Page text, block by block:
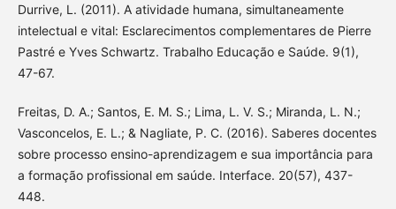
Durrive, L. (2011). A atividade humana, simultaneamente
intelectual e vital: Esclarecimentos complementares de Pierre
Pastré e Yves Schwartz. Trabalho Educação e Saúde. 9(1),
47-67.
Freitas, D. A.; Santos, E. M. S.; Lima, L. V. S.; Miranda, L. N.;
Vasconcelos, E. L.; & Nagliate, P. C. (2016). Saberes docentes
sobre processo ensino-aprendizagem e sua importância para
a formação profissional em saúde. Interface. 20(57), 437-
448.